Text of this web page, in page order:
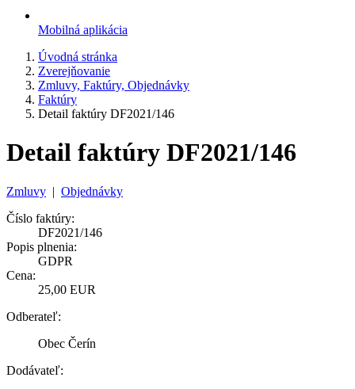
Mobilná aplikácia
Úvodná stránka
Zverejňovanie
Zmluvy, Faktúry, Objednávky
Faktúry
Detail faktúry DF2021/146
Detail faktúry DF2021/146
Zmluvy | Objednávky
Číslo faktúry:
DF2021/146
Popis plnenia:
GDPR
Cena:
25,00 EUR
Odberateľ:
Obec Čerín
Dodávateľ: